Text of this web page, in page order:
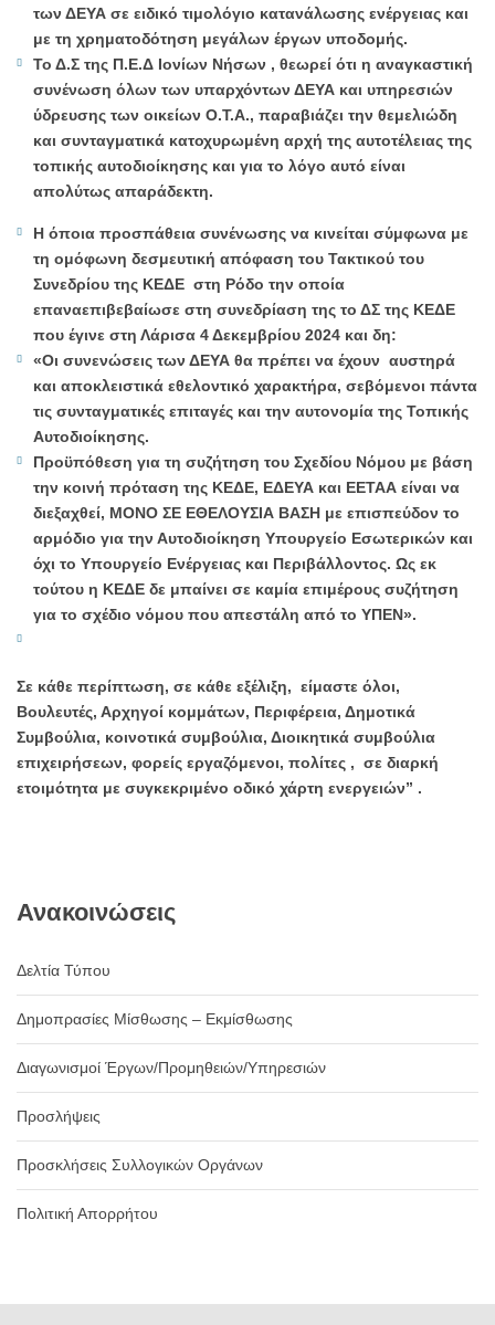
των ΔΕΥΑ σε ειδικό τιμολόγιο κατανάλωσης ενέργειας και
με τη χρηματοδότηση μεγάλων έργων υποδομής.
Το Δ.Σ της Π.Ε.Δ Ιονίων Νήσων , θεωρεί ότι η αναγκαστική
συνένωση όλων των υπαρχόντων ΔΕΥΑ και υπηρεσιών
ύδρευσης των οικείων Ο.Τ.Α., παραβιάζει την θεμελιώδη
και συνταγματικά κατοχυρωμένη αρχή της αυτοτέλειας της
τοπικής αυτοδιοίκησης και για το λόγο αυτό είναι
απολύτως απαράδεκτη.
Η όποια προσπάθεια συνένωσης να κινείται σύμφωνα με
τη ομόφωνη δεσμευτική απόφαση του Τακτικού του
Συνεδρίου της ΚΕΔΕ στη Ρόδο την οποία
επαναεπιβεβαίωσε στη συνεδρίαση της το ΔΣ της ΚΕΔΕ
που έγινε στη Λάρισα 4 Δεκεμβρίου 2024 και δη:
«Οι συνενώσεις των ΔΕΥΑ θα πρέπει να έχουν αυστηρά
και αποκλειστικά εθελοντικό χαρακτήρα, σεβόμενοι πάντα
τις συνταγματικές επιταγές και την αυτονομία της Τοπικής
Αυτοδιοίκησης.
Προϋπόθεση για τη συζήτηση του Σχεδίου Νόμου με βάση
την κοινή πρόταση της ΚΕΔΕ, ΕΔΕΥΑ και ΕΕΤΑΑ είναι να
διεξαχθεί, ΜΟΝΟ ΣΕ ΕΘΕΛΟΥΣΙΑ ΒΑΣΗ με επισπεύδον το
αρμόδιο για την Αυτοδιοίκηση Υπουργείο Εσωτερικών και
όχι το Υπουργείο Ενέργειας και Περιβάλλοντος. Ως εκ
τούτου η ΚΕΔΕ δε μπαίνει σε καμία επιμέρους συζήτηση
για το σχέδιο νόμου που απεστάλη από το ΥΠΕΝ».
Σε κάθε περίπτωση, σε κάθε εξέλιξη, είμαστε όλοι,
Βουλευτές, Αρχηγοί κομμάτων, Περιφέρεια, Δημοτικά
Συμβούλια, κοινοτικά συμβούλια, Διοικητικά συμβούλια
επιχειρήσεων, φορείς εργαζόμενοι, πολίτες , σε διαρκή
ετοιμότητα με συγκεκριμένο οδικό χάρτη ενεργειών” .
Ανακοινώσεις
Δελτία Τύπου
Δημοπρασίες Μίσθωσης – Εκμίσθωσης
Διαγωνισμοί Έργων/Προμηθειών/Υπηρεσιών
Προσλήψεις
Προσκλήσεις Συλλογικών Οργάνων
Πολιτική Απορρήτου